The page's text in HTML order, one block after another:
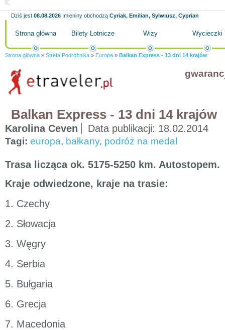
Dziś jest 08.08.2026 Imieniny obchodzą Cyriak, Emilian, Sylwiusz, Cyprian
Strona główna Bilety Lotnicze Wizy Wycieczki
Strona główna » Strefa Podróżnika » Europa » Balkan Express - 13 dni 14 krajów
Balkan Express - 13 dni 14 krajów
Karolina Ceven Data publikacji: 18.02.2014
Tagi: europa, bałkany, podróż na medal
Trasa licząca ok. 5175-5250 km. Autostopem.
Kraje odwiedzone, kraje na trasie:
1. Czechy
2. Słowacja
3. Węgry
4. Serbia
5. Bułgaria
6. Grecja
7. Macedonia